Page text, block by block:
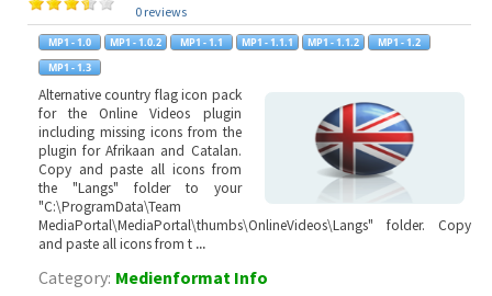
0 reviews
Alternative country flag icon pack
for the Online Videos plugin
including missing icons from the
plugin for Afrikaan and Catalan.
Copy and paste all icons from
the "Langs" folder to your
"C:\ProgramData\Team
MediaPortal\MediaPortal\thumbs\OnlineVideos\Langs" folder. Copy
and paste all icons from t ...
Category: Medienformat Info